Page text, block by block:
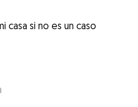
casa si no es un caso